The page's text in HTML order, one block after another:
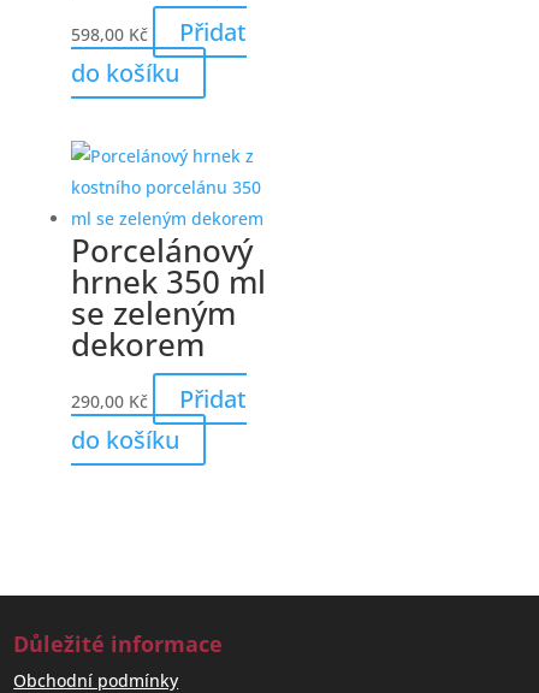
598,00 Kč
Přidat
do košíku
Porcelánový
hrnek 350 ml
se zeleným
dekorem
290,00 Kč
Přidat
do košíku
Důležité informace
Obchodní podmínky